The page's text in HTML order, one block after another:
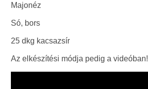
Majonéz
Só, bors
25 dkg kacsazsír
Az elkészítési módja pedig a videóban!